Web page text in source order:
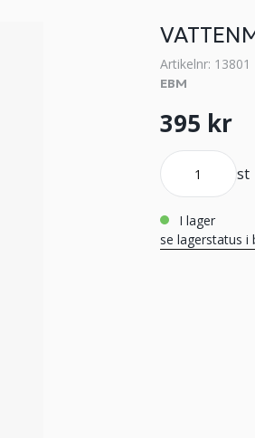
Artikelnr: 13801
EBM
395 kr
st
i lager
se lagerstatus i